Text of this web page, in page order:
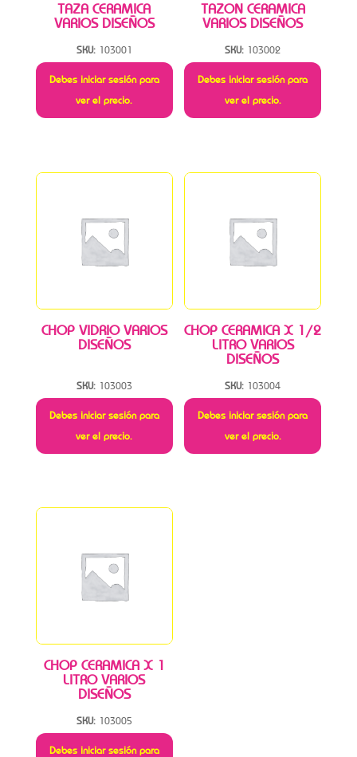
TAZA CERAMICA
VARIOS DISEÑOS
SKU: 103001
Debes iniciar sesión para
ver el precio.
TAZON CERAMICA
VARIOS DISEÑOS
SKU: 103002
Debes iniciar sesión para
ver el precio.
CHOP VIDRIO VARIOS
DISEÑOS
SKU: 103003
Debes iniciar sesión para
ver el precio.
CHOP CERAMICA X 1/2
LITRO VARIOS
DISEÑOS
SKU: 103004
Debes iniciar sesión para
ver el precio.
CHOP CERAMICA X 1
LITRO VARIOS
DISEÑOS
SKU: 103005
Debes iniciar sesión para